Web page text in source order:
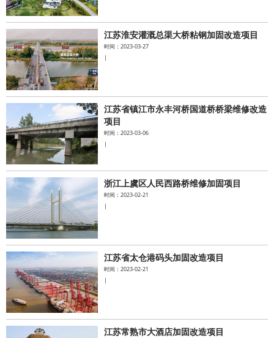
江苏淮安灌溉总渠大桥粘钢加固改造项目
时间：2023-03-27
|
江苏省镇江市永丰河桥国道桥桥梁维修改造
项目
时间：2023-03-06
|
浙江上虞区人民西路桥维修加固项目
时间：2023-02-21
|
江苏省太仓港码头加固改造项目
时间：2023-02-21
|
江苏常熟市大酒店加固改造项目